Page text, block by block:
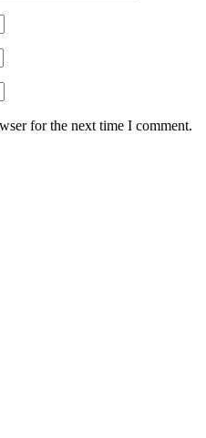
for the next time I comment.